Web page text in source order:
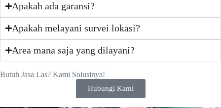
Apakah ada garansi?
Apakah melayani survei lokasi?
Area mana saja yang dilayani?
Butuh Jasa Las? Kami Solusinya!
Hubungi Kami